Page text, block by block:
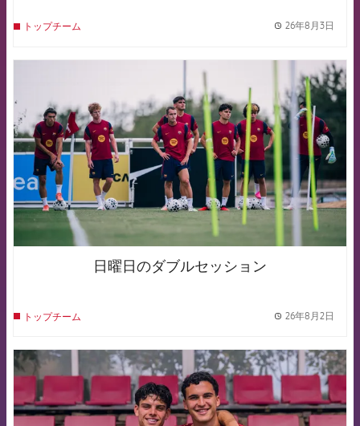
トップチーム 26年8月3日
日曜日のダブルセッション
トップチーム 26年8月2日
FCB Barcelona badge